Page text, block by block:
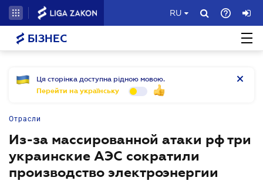
RU
БІЗНЕС
Ця сторінка доступна рідною мовою.
Перейти на українську
Отрасли
Из-за массированной атаки рф три
украинские АЭС сократили
производство электроэнергии